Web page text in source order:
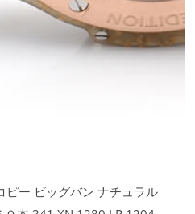
ー ビッグバン ナチュラル